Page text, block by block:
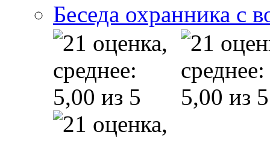
Беседа охранника с